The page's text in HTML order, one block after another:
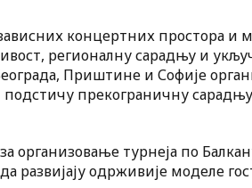
концертних простора и
регионалну сарадњу и
Приштине и Софије
прекограничну
за организовање турнеја по
развијају одрживије моделе